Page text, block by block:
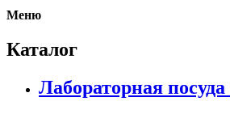
Меню
Каталог
Лабораторная посуда